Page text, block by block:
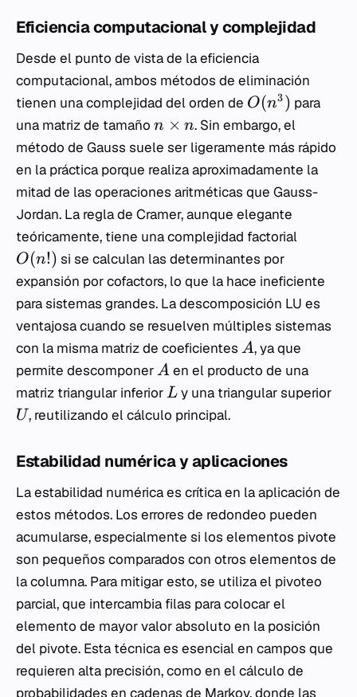
Eficiencia computacional y complejidad
Desde el punto de vista de la eficiencia
computacional, ambos métodos de eliminación
tienen una complejidad del orden de O(n3 ) para
una matriz de tamaño n × n. Sin embargo, el
método de Gauss suele ser ligeramente más rápido
en la práctica porque realiza aproximadamente la
mitad de las operaciones aritméticas que Gauss-
Jordan. La regla de Cramer, aunque elegante
teóricamente, tiene una complejidad factorial
O(n!) si se calculan las determinantes por
expansión por cofactors, lo que la hace ineficiente
para sistemas grandes. La descomposición LU es
ventajosa cuando se resuelven múltiples sistemas
con la misma matriz de coeficientes A, ya que
permite descomponer A en el producto de una
matriz triangular inferior L y una triangular superior
U, reutilizando el cálculo principal.
Estabilidad numérica y aplicaciones
La estabilidad numérica es crítica en la aplicación de
estos métodos. Los errores de redondeo pueden
acumularse, especialmente si los elementos pivote
son pequeños comparados con otros elementos de
la columna. Para mitigar esto, se utiliza el pivoteo
parcial, que intercambia filas para colocar el
elemento de mayor valor absoluto en la posición
del pivote. Esta técnica es esencial en campos que
requieren alta precisión, como en el cálculo de
probabilidades en cadenas de Markov, donde las